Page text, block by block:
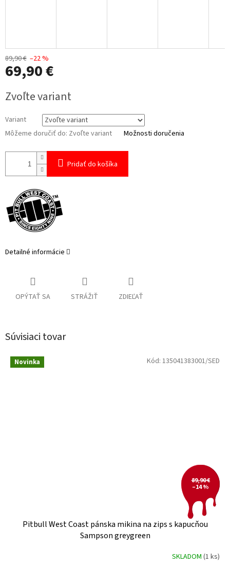
89,90 € –22 %
69,90 €
cena:
Zvoľte variant
Variant
Môžeme doručiť do: Zvoľte variant Možnosti doručenia
Pridať do košíka
Detailné informácie
OPÝTAŤ SA STRÁŽIŤ ZDIEĽAŤ
Súvisiaci tovar
Novinka
89,90 €
–14 %
Pitbull West Coast pánska mikina na zips s kapucňou
Sampson greygreen
SKLADOM (1 ks)
Kód: 135041383001/SED